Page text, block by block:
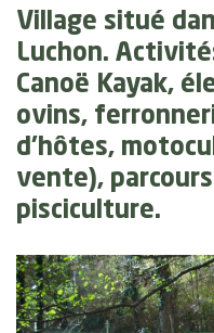
Village situé
Luchon.
Canoë Kayak,
ovins,
d’hôtes,
vente),
pisciculture.